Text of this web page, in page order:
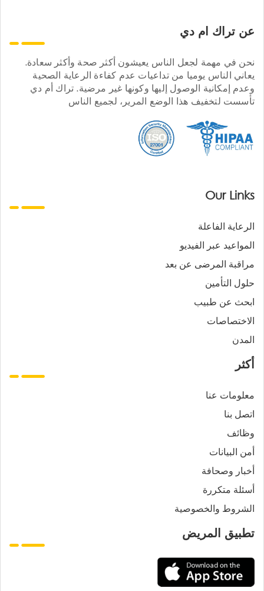
عن تراك ام دي
نحن في مهمة لجعل الناس يعيشون أكثر صحة وأكثر سعادة.
يعاني الناس يوميا من تداعيات عدم كفاءة الرعاية الصحية
وعدم إمكانية الوصول إليها وكونها غير مرضية. تراك أم دي
تأسست لتخفيف هذا الوضع المرير، لجميع الناس
Our Links
الرعاية الفاعلة
المواعيد عبر الفيديو
مراقبة المرضى عن بعد
حلول التأمين
ابحث عن طبيب
الاختصاصات
المدن
أكثر
معلومات عنا
اتصل بنا
وظائف
أمن البيانات
أخبار وصحافة
أسئلة متكررة
الشروط والخصوصية
تطبيق المريض